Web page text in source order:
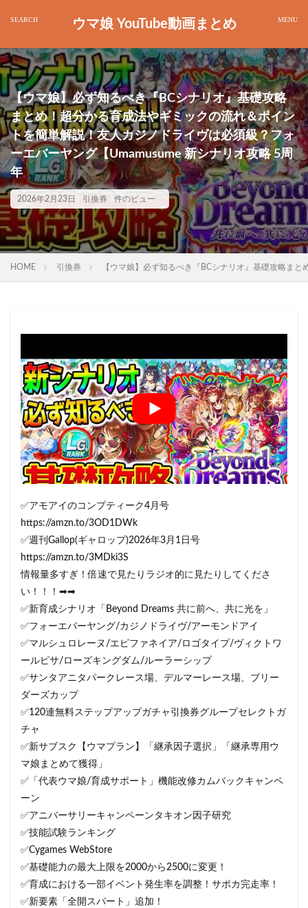
ウマ娘 YouTube動画まとめ
【ウマ娘】必ず知るべき『BCシナリオ』基礎攻略
まとめ！超分かる育成法やギミックの流れ＆ポイン
トを簡単解説！友人カジノドライヴは必須級？フォ
ーエバーヤング【Umamusume 新シナリオ攻略 5周
年
2026年2月23日 引換券 件のビュー
HOME 引換券 【ウマ娘】必ず知るべき『BCシナリオ』基礎攻略ま
✅アモアイのコンプティーク4月号
https://amzn.to/3OD1DWk
✅週刊Gallop(ギャロップ)2026年3月1日号
https://amzn.to/3MDki3S
情報量多すぎ！倍速で見たりラジオ的に見たりしてくださ
い！！！➡➡
✅新育成シナリオ「Beyond Dreams 共に前へ、共に光を」
✅フォーエバーヤング/カジノドライヴ/アーモンドアイ
✅マルシュロレーヌ/エピファネイア/ロゴタイプ/ヴィクトワ
ールピサ/ローズキングダム/ルーラーシップ
✅サンタアニタパークレース場、デルマーレース場、ブリー
ダーズカップ
✅120連無料ステップアップガチャ引換券グループセレクトガ
チャ
✅新サブスク【ウマプラン】「継承因子選択」「継承専用ウ
マ娘まとめて獲得」
✅「代表ウマ娘/育成サポート」機能改修カムバックキャンペ
ーン
✅アニバーサリーキャンペーンタキオン因子研究
✅技能試験ランキング
✅Cygames WebStore
✅基礎能力の最大上限を2000から2500に変更！
✅育成における一部イベント発生率を調整！サポカ完走率！
✅新要素「全開スパート」追加！